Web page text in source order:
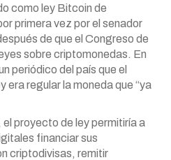
como ley Bitcoin de
primera vez por el senador
de que el Congreso de
sobre criptomonedas. En
periódico del país que el
era regular la moneda que “ya
el proyecto de ley permitiría a
financiar sus
criptodivisas, remitir